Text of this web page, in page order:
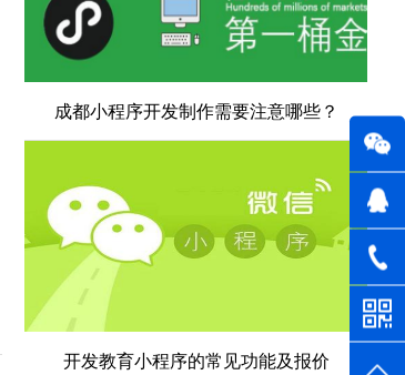
成都小程序开发制作需要注意哪些？
开发教育小程序的常见功能及报价